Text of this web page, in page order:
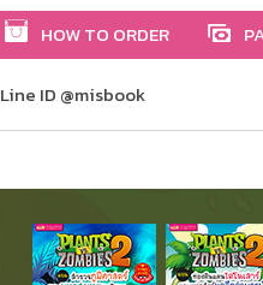
HOW TO ORDER
Line ID @misbook